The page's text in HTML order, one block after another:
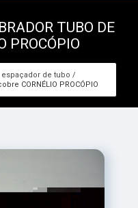
TUBO DE
PROCÓPIO
espaçador de tubo
CORNÉLIO PROCÓPIO